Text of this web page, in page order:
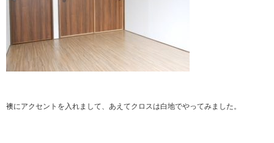
襖にアクセントを入れまして、あえてクロスは白地でやってみました。